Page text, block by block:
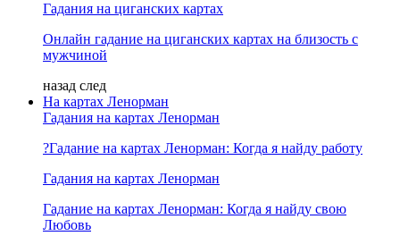
Гадания на циганских картах
Онлайн гадание на циганских картах на близость с
мужчиной
назад след
На картах Ленорман
Гадания на картах Ленорман
?Гадание на картах Ленорман: Когда я найду работу
Гадания на картах Ленорман
Гадание на картах Ленорман: Когда я найду свою
Любовь